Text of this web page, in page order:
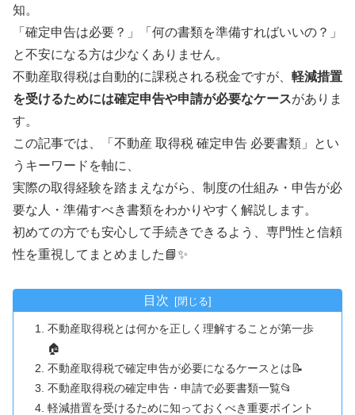
知。
「確定申告は必要？」「何の書類を準備すればいいの？」
と不安になる方は少なくありません。
不動産取得税は自動的に課税される税金ですが、 軽減措置
を受けるためには確定申告や申請が必要なケースがありま
す。
この記事では、「不動産 取得税 確定申告 必要書類」とい
うキーワードを軸に、
実際の取得経験を踏まえながら、制度の仕組み・申告が必
要な人・準備すべき書類をわかりやすく解説します。
初めての方でも安心して手続きできるよう、専門性と信頼
性を重視してまとめました📘✨
目次
不動産取得税とは何かを正しく理解することが第一歩
🏠
不動産取得税で確定申告が必要になるケースとは📝
不動産取得税の確定申告・申請で必要書類一覧📂
軽減措置を受けるために知っておくべき重要ポイント